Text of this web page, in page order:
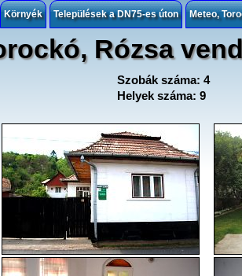
Környék Települések a DN75-es úton Meteo,
Rózsa
Szobák száma: 4
Helyek száma: 9